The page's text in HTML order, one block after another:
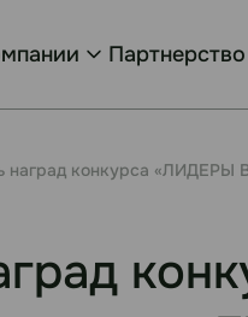
Партнерство
наград конкурса «ЛИДЕРЫ